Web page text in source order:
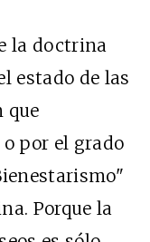
la doctrina
estado de las
que
por el grado
Porque la